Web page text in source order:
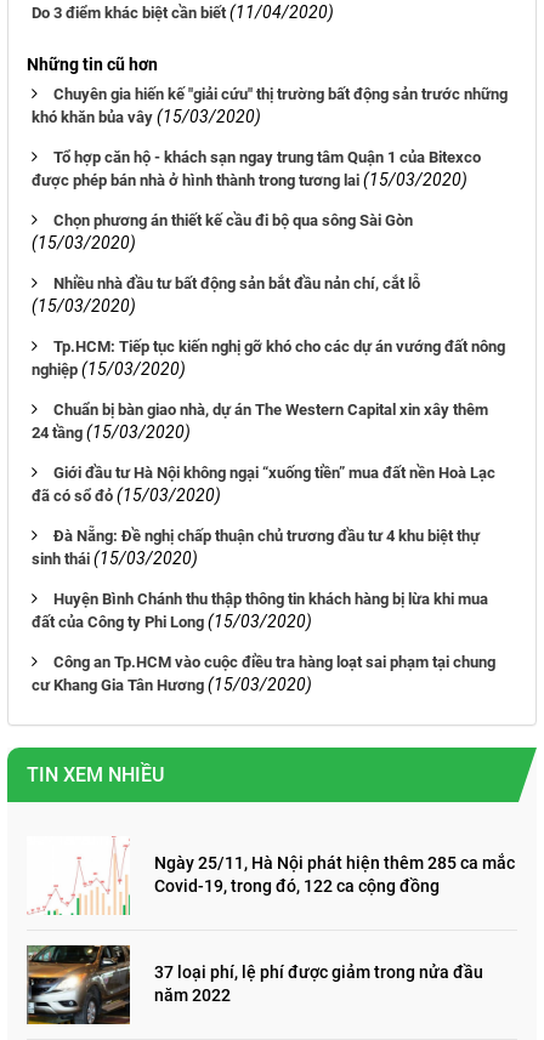
Do 3 điểm khác biệt cần biết (11/04/2020)
Những tin cũ hơn
Chuyên gia hiến kế "giải cứu" thị trường bất động sản trước những
khó khăn bủa vây (15/03/2020)
Tổ hợp căn hộ - khách sạn ngay trung tâm Quận 1 của Bitexco
được phép bán nhà ở hình thành trong tương lai (15/03/2020)
Chọn phương án thiết kế cầu đi bộ qua sông Sài Gòn
(15/03/2020)
Nhiều nhà đầu tư bất động sản bắt đầu nản chí, cắt lỗ
(15/03/2020)
Tp.HCM: Tiếp tục kiến nghị gỡ khó cho các dự án vướng đất nông
nghiệp (15/03/2020)
Chuẩn bị bàn giao nhà, dự án The Western Capital xin xây thêm
24 tầng (15/03/2020)
Giới đầu tư Hà Nội không ngại “xuống tiền” mua đất nền Hoà Lạc
đã có sổ đỏ (15/03/2020)
Đà Nẵng: Đề nghị chấp thuận chủ trương đầu tư 4 khu biệt thự
sinh thái (15/03/2020)
Huyện Bình Chánh thu thập thông tin khách hàng bị lừa khi mua
đất của Công ty Phi Long (15/03/2020)
Công an Tp.HCM vào cuộc điều tra hàng loạt sai phạm tại chung
cư Khang Gia Tân Hương (15/03/2020)
TIN XEM NHIỀU
Ngày 25/11, Hà Nội phát hiện thêm 285 ca mắc
Covid-19, trong đó, 122 ca cộng đồng
37 loại phí, lệ phí được giảm trong nửa đầu
năm 2022